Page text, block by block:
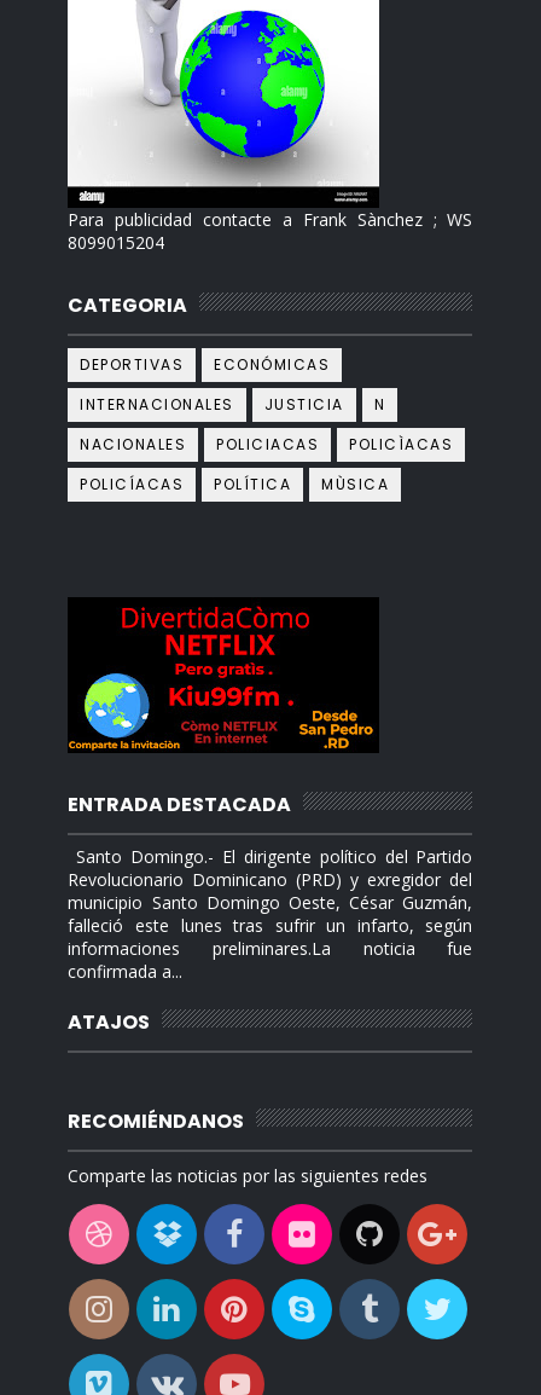
Para publicidad contacte a Frank Sànchez ; WS
8099015204
CATEGORIA
DEPORTIVAS
ECONÓMICAS
INTERNACIONALES
JUSTICIA
N
NACIONALES
POLICIACAS
POLICÌACAS
POLICÍACAS
POLÍTICA MÙSICA
ENTRADA DESTACADA
Santo Domingo.- El dirigente político del Partido
Revolucionario Dominicano (PRD) y exregidor del
municipio Santo Domingo Oeste, César Guzmán,
falleció este lunes tras sufrir un infarto, según
informaciones preliminares.La noticia fue
confirmada a...
ATAJOS
RECOMIÉNDANOS
Comparte las noticias por las siguientes redes